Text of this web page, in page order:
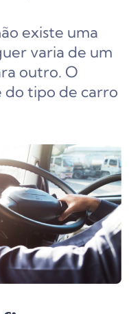
existe uma
varia de um
outro. O
tipo de carro